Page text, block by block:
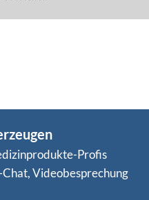
Profis
Videobesprechung